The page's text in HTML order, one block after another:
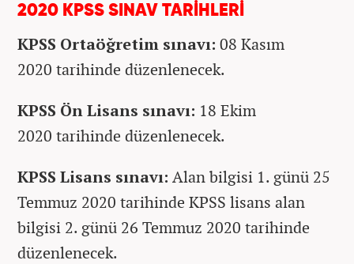
2020 KPSS SINAV TARİHLERİ
KPSS Ortaöğretim sınavı: 08 Kasım
2020 tarihinde düzenlenecek.
KPSS Ön Lisans sınavı: 18 Ekim
2020 tarihinde düzenlenecek.
KPSS Lisans sınavı: Alan bilgisi 1. günü 25
Temmuz 2020 tarihinde KPSS lisans alan
bilgisi 2. günü 26 Temmuz 2020 tarihinde
düzenlenecek.